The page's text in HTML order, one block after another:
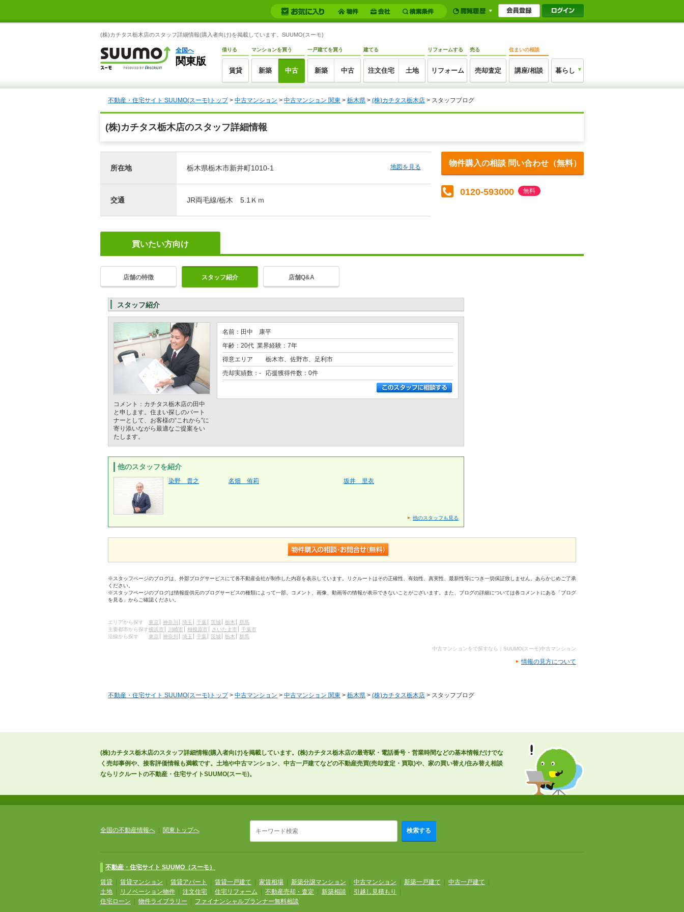
(株)カチタス栃木店のスタッフ詳細情報(購入者向け)を掲載しています。SUUMO(スーモ)
全国へ
関東版
借りる
賃貸
マンションを買う
新築 中古
一戸建てを買う
新築 中古
建てる
注文住宅 土地
リフォームする
リフォーム
売る
売却査定
住まいの相談
講座/相談 暮らし
不動産・住宅サイト SUUMO(スーモ)トップ> 中古マンション > 中古マンション 関東 > 栃木県 > (株)カチタス栃木店 > スタッフブログ
(株)カチタス栃木店のスタッフ詳細情報
所在地 栃木県栃木市新井町1010-1 地図を見る
交通 JR両毛線/栃木 5.1Ｋｍ
物件購入の相談 問い合わせ（無料）
0120-593000 無料
買いたい方向け
店舗の特徴 スタッフ紹介 店舗Q&A
スタッフ紹介
コメント：カチタス栃木店の田中
と申します。住まい探しのパート
ナーとして、お客様の“これから”に
寄り添いながら最適なご提案をい
たします。
名前：田中 康平
年齢：20代 業界経験：7年
得意エリア
栃木市、佐野市、足利市
売却実績数：- 応援獲得件数：0件
他のスタッフを紹介
染野 貴之 名畑 侑莉 坂井 里衣
他のスタッフも見る
※スタッフページのブログは、外部ブログサービスにて各不動産会社が制作した内容を表示しています。リクルートはその正確性、有効性、真実性、最新性等につき一切保証致しません。あらかじめご了承
ください。
※スタッフページのブログは情報提供元のブログサービスの種類によって一部、コメント、画像、動画等の情報が表示できないことがございます。また、ブログの詳細については各コメントにある「ブログ
を見る」からご確認ください。
エリアから探す 東京 神奈川 埼玉 千葉 茨城 栃木
群馬
主要都市から探す横浜市 川崎市 相模原市 さいたま市
千葉市
沿線から探す
東京 神奈川 埼玉 千葉 茨城 栃木 群馬
中古マンションをで探すなら｜SUUMO(スーモ)中古マンション
情報の見方について
不動産・住宅サイト SUUMO(スーモ)トップ> 中古マンション > 中古マンション 関東 > 栃木県 > (株)カチタス栃木店 > スタッフブログ
(株)カチタス栃木店のスタッフ詳細情報(購入者向け)を掲載しています。(株)カチタス栃木店の最寄駅・電話番号・営業時間などの基本情報だけでな
く売却事例や、接客評価情報も満載です。土地や中古マンション、中古一戸建てなどの不動産売買(売却査定・買取)や、家の買い替え/住み替え相談
ならリクルートの不動産・住宅サイトSUUMO(スーモ)。
全国の不動産情報へ 関東トップへ 検索する
不動産・住宅サイト SUUMO（スーモ）
賃貸 賃貸マンション 賃貸アパート 賃貸一戸建て 家賃相場 新築分譲マンション 中古マンション 新築一戸建て 中古一戸建て
土地
リノベーション物件 注文住宅 住宅リフォーム 不動産売却・査定 新築相談 引越し見積もり
住宅ローン
物件ライブラリー ファイナンシャルプランナー無料相談